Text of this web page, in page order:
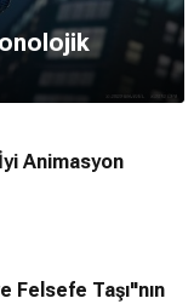
İyi Animasyon
Felsefe Taşı"nın